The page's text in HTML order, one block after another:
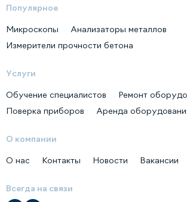
Популярное
Микроскопы
Анализаторы металлов
Измерители прочности бетона
Услуги
Обучение специалистов
Ремонт
Поверка приборов
Аренда
О компании
О нас Контакты Новости Вакансии
Всегда на связи